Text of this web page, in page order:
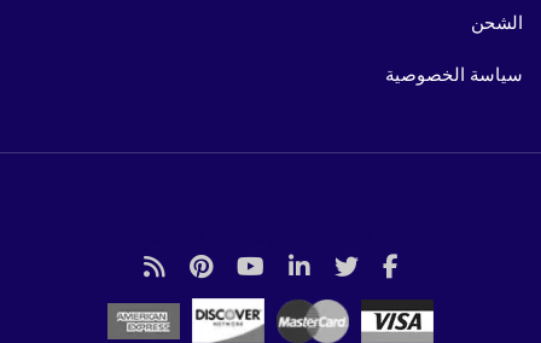
الشحن
سياسة الخصوصية